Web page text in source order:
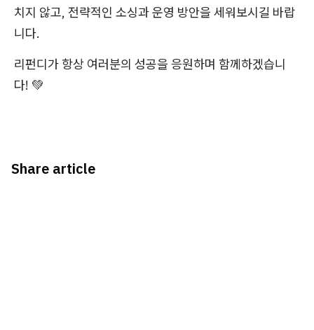
치지 않고, 전략적인 소싱과 운영 방안을 세워보시길 바랍
니다.
리펀디가 항상 여러분의 성공을 응원하며 함께하겠습니
다! 💚
Share article